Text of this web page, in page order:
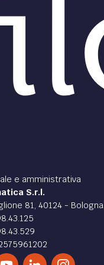
e amministrativa
S.r.l.
81, 40124 - Bologna